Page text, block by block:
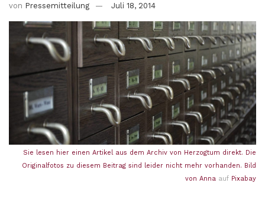
von Pressemitteilung Juli 18, 2014
Sie lesen hier einen Artikel aus dem Archiv von Herzogtum direkt. Die
Originalfotos zu diesem Beitrag sind leider nicht mehr vorhanden. Bild
von Anna auf Pixabay